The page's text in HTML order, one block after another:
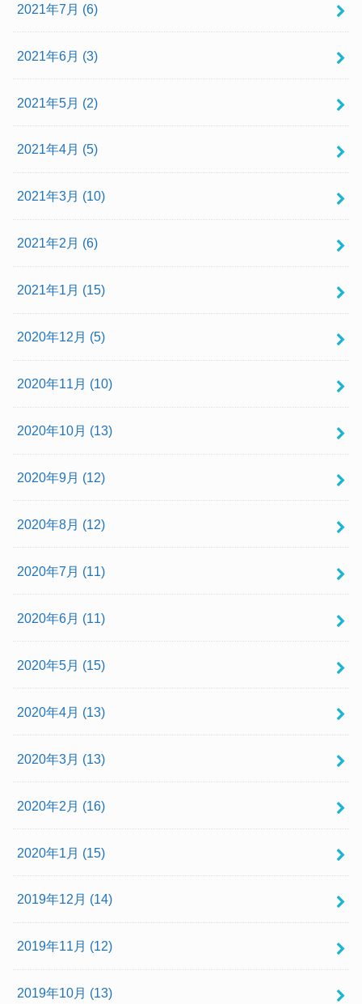
2021年7月 (6)
2021年6月 (3)
2021年5月 (2)
2021年4月 (5)
2021年3月 (10)
2021年2月 (6)
2021年1月 (15)
2020年12月 (5)
2020年11月 (10)
2020年10月 (13)
2020年9月 (12)
2020年8月 (12)
2020年7月 (11)
2020年6月 (11)
2020年5月 (15)
2020年4月 (13)
2020年3月 (13)
2020年2月 (16)
2020年1月 (15)
2019年12月 (14)
2019年11月 (12)
2019年10月 (13)